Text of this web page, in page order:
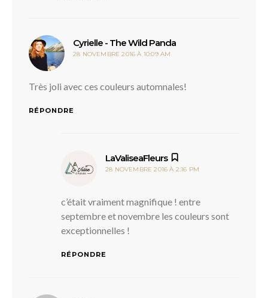
Cyrielle - The Wild Panda
28 NOVEMBRE 2016 À 10:09 AM
Très joli avec ces couleurs automnales!
RÉPONDRE
LaValiseaFleurs dit :
28 NOVEMBRE 2016 À 2:16 PM
c’était vraiment magnifique ! entre
septembre et novembre les couleurs sont
exceptionnelles !
RÉPONDRE